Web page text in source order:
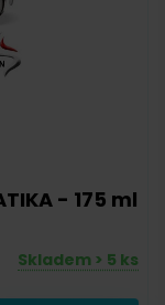
- 175 ml
Skladem > 5 ks